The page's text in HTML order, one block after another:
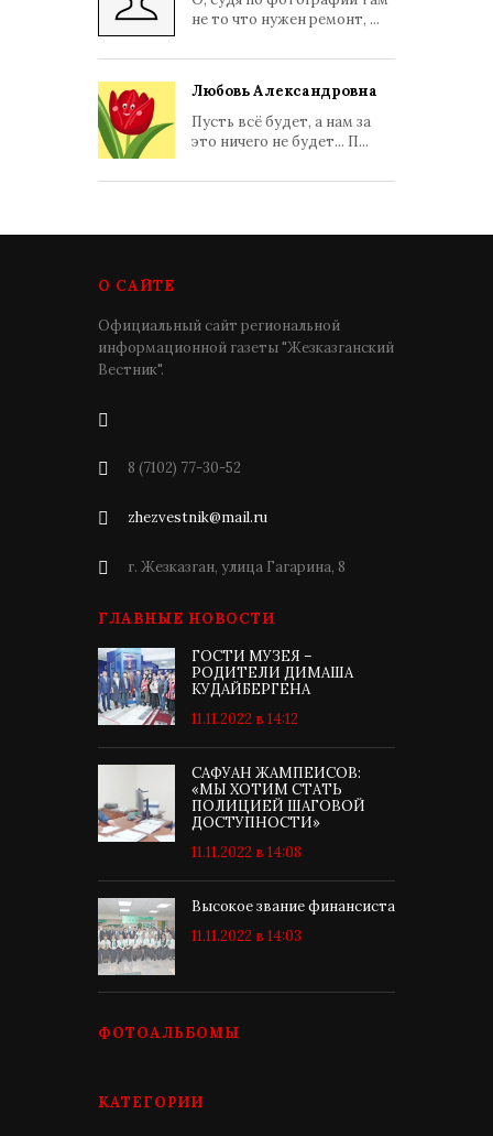
не то что нужен ремонт, ...
Любовь Александровна
Пусть всё будет, а нам за
это ничего не будет... П...
О САЙТЕ
Официальный сайт региональной
информационной газеты "Жезказганский
Вестник".
8 (7102) 77-30-52
zhezvestnik@mail.ru
г. Жезказган, улица Гагарина, 8
ГЛАВНЫЕ НОВОСТИ
ГОСТИ МУЗЕЯ –
РОДИТЕЛИ ДИМАША
КУДАЙБЕРГЕНА
11.11.2022 в 14:12
САФУАН ЖАМПЕИСОВ:
«МЫ ХОТИМ СТАТЬ
ПОЛИЦИЕЙ ШАГОВОЙ
ДОСТУПНОСТИ»
11.11.2022 в 14:08
Высокое звание финансиста
11.11.2022 в 14:03
ФОТОАЛЬБОМЫ
КАТЕГОРИИ